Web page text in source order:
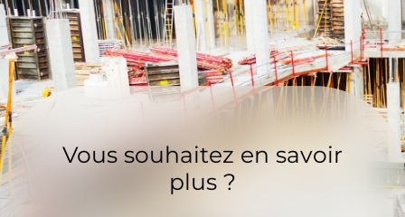
Vous souhaitez en savoir
plus ?